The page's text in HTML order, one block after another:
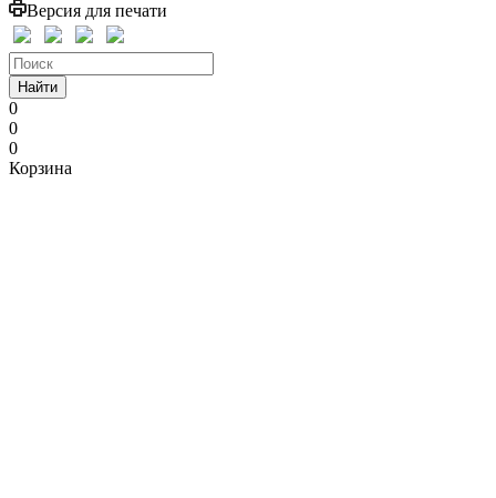
Версия для печати
Найти
0
0
0
Корзина